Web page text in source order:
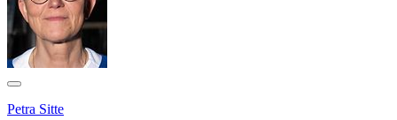
Petra Sitte